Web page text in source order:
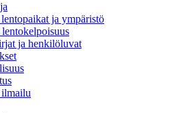
ja ympäristö
ja henkilöluvat